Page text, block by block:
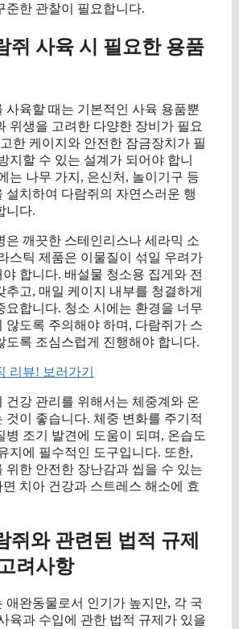
준한 관찰이 필요합니다.
쥐 사육 시 필요한 용품
사육할 때는 기본적인 사육 용품뿐
위생을 고려한 다양한 장비가 필요
한 케이지와 안전한 잠금장치가 필
지할 수 있는 설계가 되어야 합니
는 나무 가지, 은신처, 놀이기구 등
설치하여 다람쥐의 자연스러운 행
니다.
은 깨끗한 스테인리스나 세라믹 소
스틱 제품은 이물질이 섞일 우려가
합니다. 배설물 청소용 집게와 전
추고, 매일 케이지 내부를 청결하게
요합니다. 청소 시에는 환경을 너무
않도록 주의해야 하며, 다람쥐가 스
도록 조심스럽게 진행해야 합니다.
리뷰! 보러가기
건강 관리를 위해서는 체중계와 온
것이 좋습니다. 체중 변화를 주기적
병 조기 발견에 도움이 되며, 온습도
지에 필수적인 도구입니다. 또한,
위한 안전한 장난감과 씹을 수 있는
치아 건강과 스트레스 해소에 효
쥐와 관련된 법적 규제
려사항
애완동물로서 인기가 높지만, 각 국
육과 수입에 관한 법적 규제가 있을